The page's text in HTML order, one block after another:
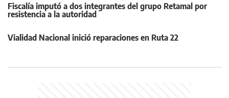
Fiscalía imputó a dos integrantes del grupo Retamal por
resistencia a la autoridad
Vialidad Nacional inició reparaciones en Ruta 22